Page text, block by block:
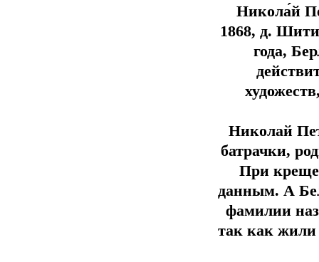
Никола́й
1868, д.
года,
Николай
батрачки,
При
данным. А
фамилии
так как жили